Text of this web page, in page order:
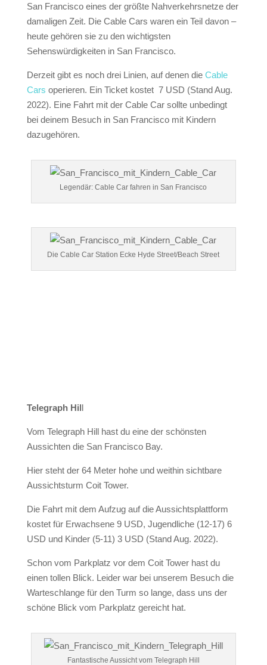
San Francisco eines der größte Nahverkehrsnetze der
damaligen Zeit. Die Cable Cars waren ein Teil davon –
heute gehören sie zu den wichtigsten
Sehenswürdigkeiten in San Francisco.
Derzeit gibt es noch drei Linien, auf denen die Cable
Cars operieren. Ein Ticket kostet 7 USD (Stand Aug.
2022). Eine Fahrt mit der Cable Car sollte unbedingt
bei deinem Besuch in San Francisco mit Kindern
dazugehören.
Legendär: Cable Car fahren in San Francisco
Die Cable Car Station Ecke Hyde Street/Beach Street
Telegraph Hill
Vom Telegraph Hill hast du eine der schönsten
Aussichten die San Francisco Bay.
Hier steht der 64 Meter hohe und weithin sichtbare
Aussichtsturm Coit Tower.
Die Fahrt mit dem Aufzug auf die Aussichtsplattform
kostet für Erwachsene 9 USD, Jugendliche (12-17) 6
USD und Kinder (5-11) 3 USD (Stand Aug. 2022).
Schon vom Parkplatz vor dem Coit Tower hast du
einen tollen Blick. Leider war bei unserem Besuch die
Warteschlange für den Turm so lange, dass uns der
schöne Blick vom Parkplatz gereicht hat.
Fantastische Aussicht vom Telegraph Hill